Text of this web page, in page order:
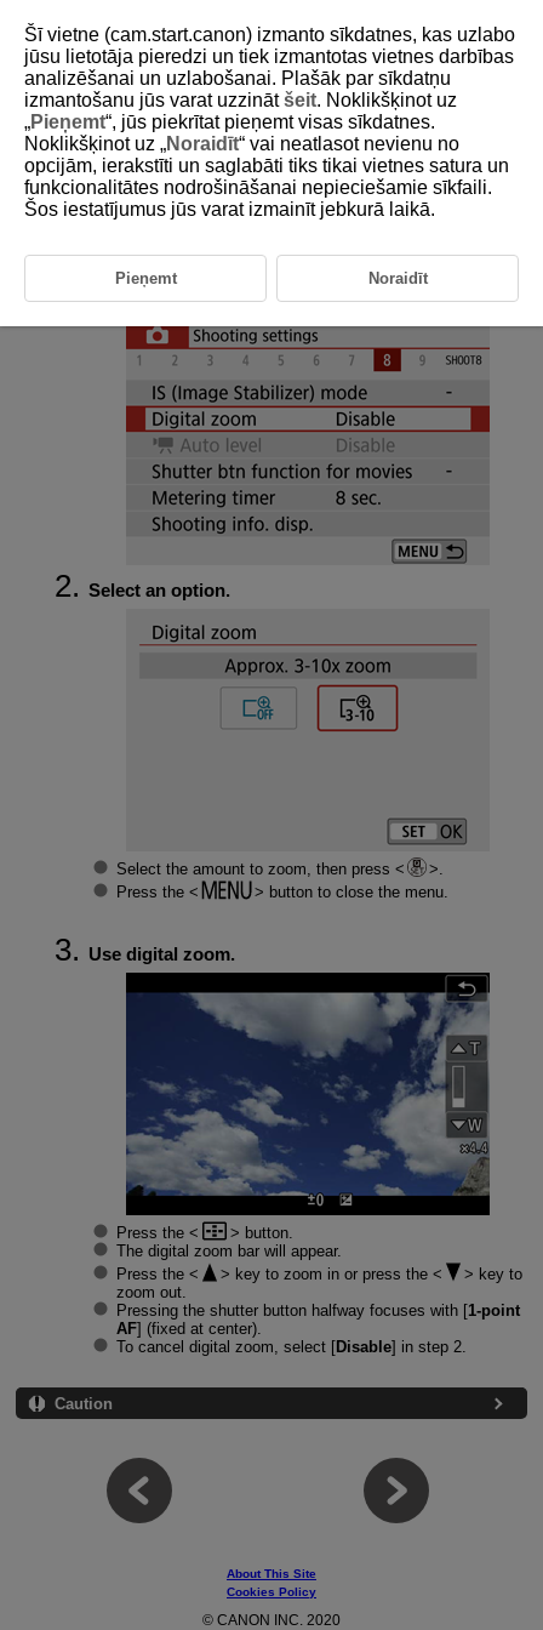
D101-103
Digital Zoom
With the recording size set to [ ]/[
] (NTSC) or [
Select [ :Digital zoom].
Select an option.
Select the amount to zoom, then press
.
Press the
button to close the menu.
Use digital zoom.
Press the
button.
The digital zoom bar will appear.
Press the
key to zoom in or press the
key to
zoom out.
Pressing the shutter button halfway focuses with [1-point
AF] (fixed at center).
To cancel digital zoom, select [Disable] in step 2.
Caution
About This Site
Cookies Policy
© CANON INC. 2020
Šī vietne (cam.start.canon) izmanto sīkdatnes, kas uzlabo
jūsu lietotāja pieredzi un tiek izmantotas vietnes darbības
analizēšanai un uzlabošanai. Plašāk par sīkdatņu
izmantošanu jūs varat uzzinātšeit. Noklikšķinot uz
„Pieņemt“, jūs piekrītat pieņemt visas sīkdatnes.
Noklikšķinot uz „Noraidīt“ vai neatlasot nevienu no
opcijām, ierakstīti un saglabāti tiks tikai vietnes satura un
funkcionalitātes nodrošināšanai nepieciešamie sīkfaili.
Šos iestatījumus jūs varat izmainīt jebkurā laikā.
Pieņemt Noraidīt